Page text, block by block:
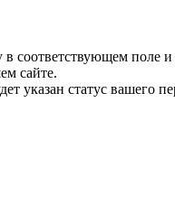
соответствующем поле
сайте.
указан статус вашего